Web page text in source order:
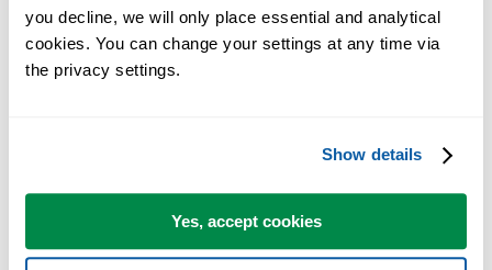
you decline, we will only place essential and analytical
cookies. You can change your settings at any time via
the privacy settings.
Show details
Yes, accept cookies